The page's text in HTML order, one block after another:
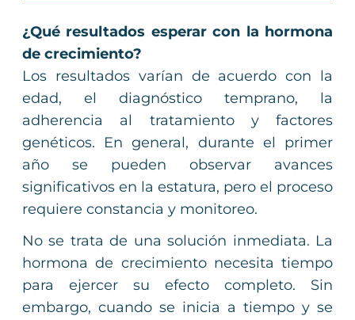
¿Qué resultados esperar con la hormona
de crecimiento?
Los resultados varían de acuerdo con la
edad, el diagnóstico temprano, la
adherencia al tratamiento y factores
genéticos. En general, durante el primer
año se pueden observar avances
significativos en la estatura, pero el proceso
requiere constancia y monitoreo.
No se trata de una solución inmediata. La
hormona de crecimiento necesita tiempo
para ejercer su efecto completo. Sin
embargo, cuando se inicia a tiempo y se